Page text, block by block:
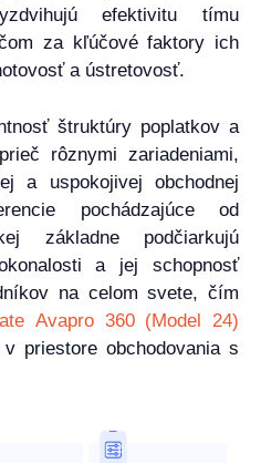
efektivitu tímu
za kľúčové faktory ich
a ústretovosť.
štruktúry poplatkov a
rôznymi zariadeniami,
a uspokojivej obchodnej
pochádzajúce od
základne podčiarkujú
a jej schopnosť
na celom svete, čím
Avapro 360 (Model 24)
priestore obchodovania s